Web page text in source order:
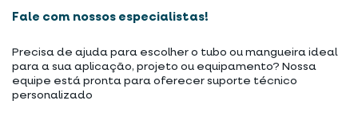
Fale com nossos especialistas!
Precisa de ajuda para escolher o tubo ou mangueira ideal
para a sua aplicação, projeto ou equipamento? Nossa
equipe está pronta para oferecer suporte técnico
personalizado